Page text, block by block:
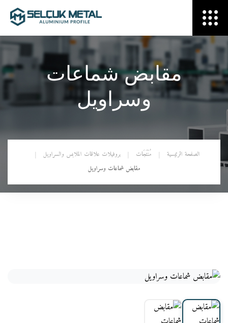
مقابض شماعات
وسراويل
الصفحة الرئيسية مُنْتَجَات
بروفيلات علاقات الملابس والسراويل
مقابض شماعات وسراويل